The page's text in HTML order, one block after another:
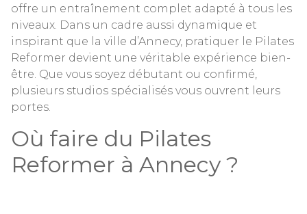
offre un entraînement complet adapté à tous les
niveaux. Dans un cadre aussi dynamique et
inspirant que la ville d’Annecy, pratiquer le Pilates
Reformer devient une véritable expérience bien-
être. Que vous soyez débutant ou confirmé,
plusieurs studios spécialisés vous ouvrent leurs
portes.
Où faire du Pilates
Reformer à Annecy ?